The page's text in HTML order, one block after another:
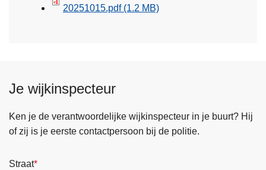
20251015.pdf (1.2 MB)
Je wijkinspecteur
Ken je de verantwoordelijke wijkinspecteur in je buurt? Hij
of zij is je eerste contactpersoon bij de politie.
Straat